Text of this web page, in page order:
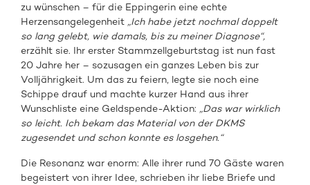
zu wünschen – für die Eppingerin eine echte
Herzensangelegenheit „Ich habe jetzt nochmal doppelt
so lang gelebt, wie damals, bis zu meiner Diagnose“,
erzählt sie. Ihr erster Stammzellgeburtstag ist nun fast
20 Jahre her – sozusagen ein ganzes Leben bis zur
Volljährigkeit. Um das zu feiern, legte sie noch eine
Schippe drauf und machte kurzer Hand aus ihrer
Wunschliste eine Geldspende-Aktion: „Das war wirklich
so leicht. Ich bekam das Material von der DKMS
zugesendet und schon konnte es losgehen.“
Die Resonanz war enorm: Alle ihrer rund 70 Gäste waren
begeistert von ihrer Idee, schrieben ihr liebe Briefe und